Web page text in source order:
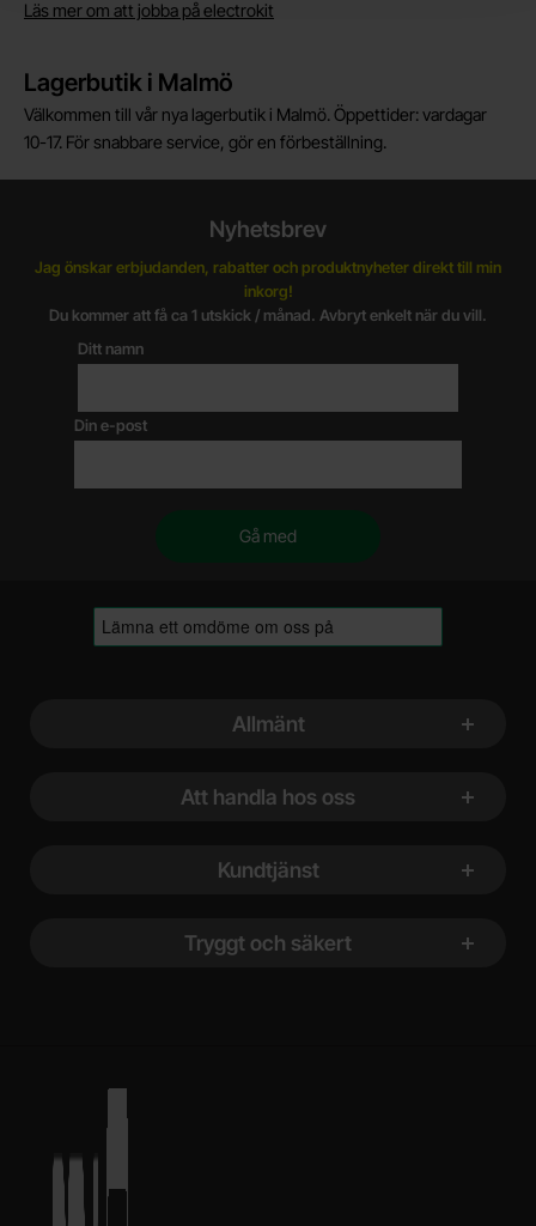
Läs mer om att jobba på electrokit
Lagerbutik i Malmö
Välkommen till vår nya lagerbutik i Malmö. Öppettider: vardagar
10-17. För snabbare service, gör en förbeställning.
Nyhetsbrev
Jag önskar erbjudanden, rabatter och produktnyheter direkt till min
inkorg!
Du kommer att få ca 1 utskick / månad. Avbryt enkelt när du vill.
Ditt namn
Din e-post
Allmänt
Att handla hos oss
Kundtjänst
Tryggt och säkert